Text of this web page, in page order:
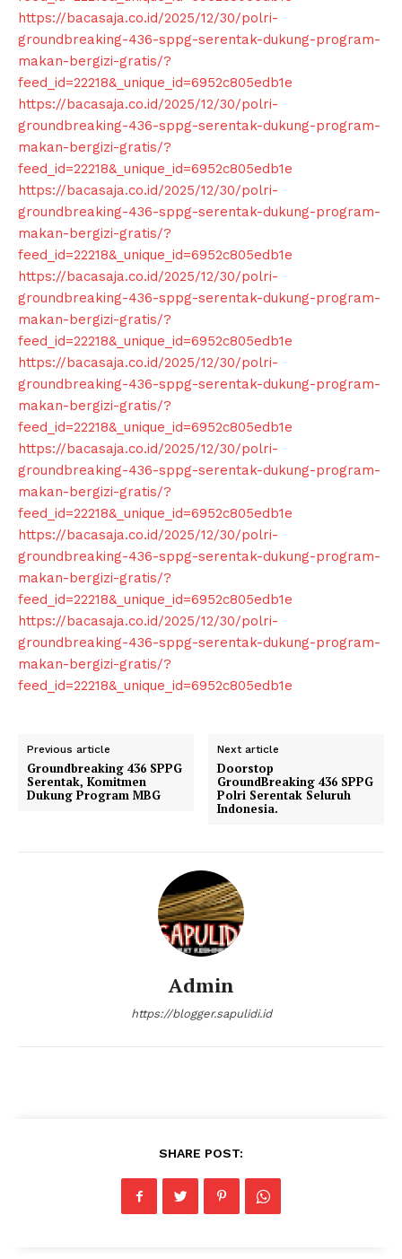
SUBSCRIBE NOW
Company
About
Contact us
Subscription Plans
My account
Klinik Gigi
Klinik Gigi Surabaya
Klinik Gigi Terdekat
Klinik Gigi terbaik
https://bacasaja.co.id/2025/12/30/polri-
groundbreaking-436-sppg-serentak-dukung-program-
makan-bergizi-gratis/?
feed_id=22218&_unique_id=6952c805edb1e
https://bacasaja.co.id/2025/12/30/polri-
groundbreaking-436-sppg-serentak-dukung-program-
makan-bergizi-gratis/?
feed_id=22218&_unique_id=6952c805edb1e
https://bacasaja.co.id/2025/12/30/polri-
groundbreaking-436-sppg-serentak-dukung-program-
makan-bergizi-gratis/?
feed_id=22218&_unique_id=6952c805edb1e
https://bacasaja.co.id/2025/12/30/polri-
groundbreaking-436-sppg-serentak-dukung-program-
makan-bergizi-gratis/?
feed_id=22218&_unique_id=6952c805edb1e
https://bacasaja.co.id/2025/12/30/polri-
groundbreaking-436-sppg-serentak-dukung-program-
makan-bergizi-gratis/?
feed_id=22218&_unique_id=6952c805edb1e
https://bacasaja.co.id/2025/12/30/polri-
groundbreaking-436-sppg-serentak-dukung-program-
makan-bergizi-gratis/?
feed_id=22218&_unique_id=6952c805edb1e
https://bacasaja.co.id/2025/12/30/polri-
groundbreaking-436-sppg-serentak-dukung-program-
makan-bergizi-gratis/?
feed_id=22218&_unique_id=6952c805edb1e
https://bacasaja.co.id/2025/12/30/polri-
groundbreaking-436-sppg-serentak-dukung-program-
makan-bergizi-gratis/?
feed_id=22218&_unique_id=6952c805edb1e
Previous article
Groundbreaking 436 SPPG
Serentak, Komitmen
Dukung Program MBG
Next article
Doorstop
GroundBreaking 436 SPPG
Polri Serentak Seluruh
Indonesia.
Admin
https://blogger.sapulidi.id
SHARE POST: